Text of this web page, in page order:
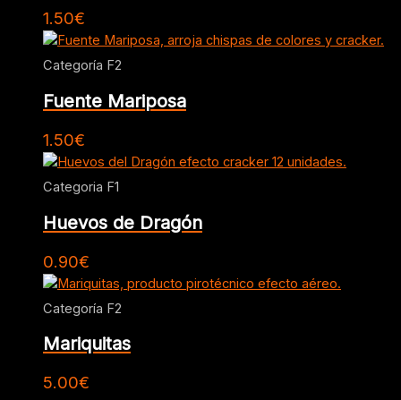
1.50€
Categoría F2
Fuente Mariposa
1.50€
Categoria F1
Huevos de Dragón
0.90€
Categoría F2
Mariquitas
5.00€